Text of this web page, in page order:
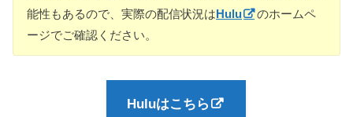
能性もあるので、実際の配信状況はHulu
のホームペ
ージでご確認ください。
Huluはこちら